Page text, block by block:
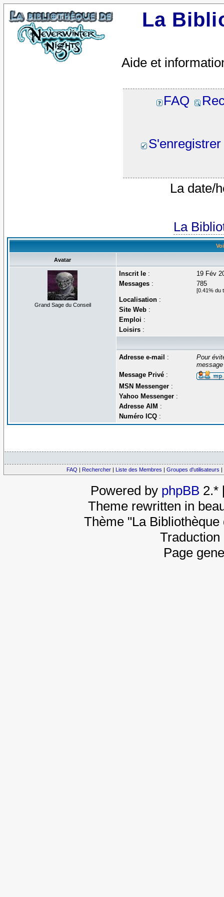
La
Aide et
FAQ
S'enregistrer
La date/
La
Avatar
Grand Sage du Conseil
Inscrit le:
19 Fév
Messages: 785
[0.41% du
Localisation:
Site Web:
Emploi :
Loisirs:
Adresse e-mail :
Pour
Message Privé:
MSN Messenger:
Yahoo Messenger:
Adresse AIM :
Numéro ICQ:
FAQ | Rechercher | Liste des Membres | Groupes d'utilisateurs |
Powered by phpBB 2.*
Theme rewritten in
Thème "La
Page